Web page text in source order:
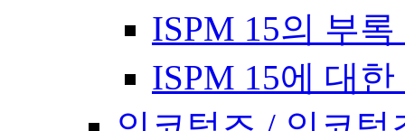
ISPM 15의 부록
ISPM 15에 대